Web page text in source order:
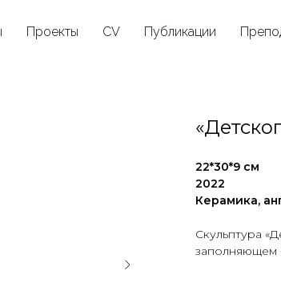
Проекты CV Публикации
22*30*9 см
2022
Керамика,
Скульптура
заполняющем